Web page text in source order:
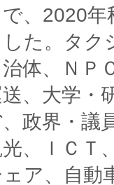
で、2020
した。タク
治体、ＮＰ
、大学・
政界・議
、ＩＣＴ
ェア、自動